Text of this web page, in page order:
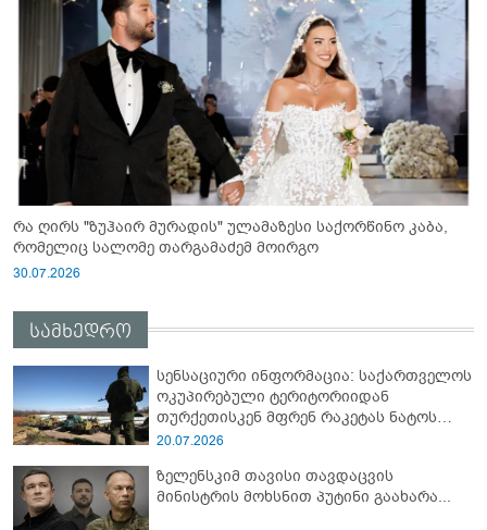
რა ღირს "ზუჰაირ მურადის" ულამაზესი საქორწინო კაბა,
რომელიც სალომე თარგამაძემ მოირგო
30.07.2026
სამხედრო
სენსაციური ინფორმაცია: საქართველოს
ოკუპირებული ტერიტორიიდან
თურქეთისკენ მფრენ რაკეტას ნატოს
სამიტი კინაღამ ჩაუშლია
20.07.2026
ზელენსკიმ თავისი თავდაცვის
მინისტრის მოხსნით პუტინი გაახარა...